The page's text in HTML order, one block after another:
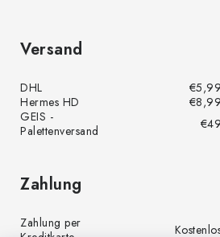
Versand
DHL
€5,99
Hermes HD
€8,99
GEIS -
Palettenversand
€49
Zahlung
Zahlung per